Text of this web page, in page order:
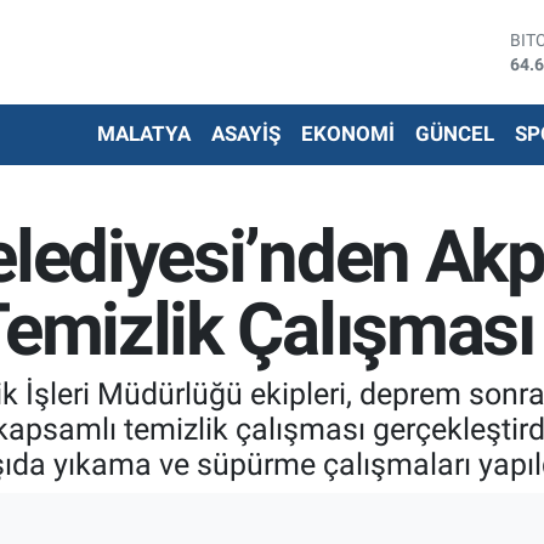
MALATYA ASAYİŞ EKONOMİ GÜNCEL
Çalışması
İşleri Müdürlüğü ekipleri, deprem
temizlik çalışması
yıkama ve süpürme çalışmaları